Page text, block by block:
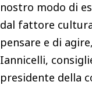
nostro modo di
dal fattore
pensare e di
Iannicelli,
presidente della